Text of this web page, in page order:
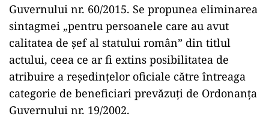
Guvernului nr. 60/2015. Se propunea eliminarea
sintagmei „pentru persoanele care au avut
calitatea de șef al statului român” din titlul
actului, ceea ce ar fi extins posibilitatea de
atribuire a reședințelor oficiale către întreaga
categorie de beneficiari prevăzuți de Ordonanța
Guvernului nr. 19/2002.